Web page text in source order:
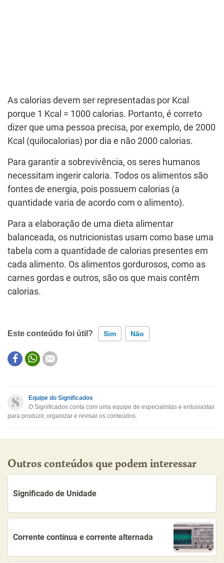
As calorias devem ser representadas por Kcal
porque 1 Kcal = 1000 calorias. Portanto, é correto
dizer que uma pessoa precisa, por exemplo, de 2000
Kcal (quilocalorias) por dia e não 2000 calorias.
Para garantir a sobrevivência, os seres humanos
necessitam ingerir caloria. Todos os alimentos são
fontes de energia, pois possuem calorias (a
quantidade varia de acordo com o alimento).
Para a elaboração de uma dieta alimentar
balanceada, os nutricionistas usam como base uma
tabela com a quantidade de calorias presentes em
cada alimento. Os alimentos gordurosos, como as
carnes gordas e outros, são os que mais contêm
calorias.
Este conteúdo foi útil? Sim Não
Este conteúdo não tem a informação que procuro
Outro
Equipe do Significados
O Significados conta com uma equipe de especialistas e entusiastas
para produzir, organizar e revisar os conteúdos.
Outros conteúdos que podem interessar
Significado de Unidade
Corrente contínua e corrente alternada